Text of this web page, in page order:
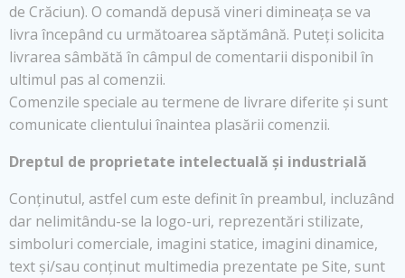
de Crăciun). O comandă depusă vineri dimineața se va
livra începând cu următoarea săptămână. Puteți solicita
livrarea sâmbătă în câmpul de comentarii disponibil în
ultimul pas al comenzii.
Comenzile speciale au termene de livrare diferite și sunt
comunicate clientului înaintea plasării comenzii.
Dreptul de proprietate intelectuală și industrială
Conținutul, astfel cum este definit în preambul, incluzând
dar nelimitându-se la logo-uri, reprezentări stilizate,
simboluri comerciale, imagini statice, imagini dinamice,
text și/sau conținut multimedia prezentate pe Site, sunt